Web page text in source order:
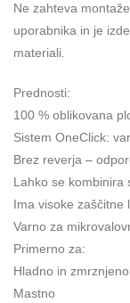
Ne zahteva
uporabnika in je
materiali.
Prednosti:
100 % oblikovana
Sistem OneClick:
Brez reverja –
Lahko se kombinira
Ima visoke zaščitne
Varno za
Primerno za:
Hladno in zmrznjeno
Mastno